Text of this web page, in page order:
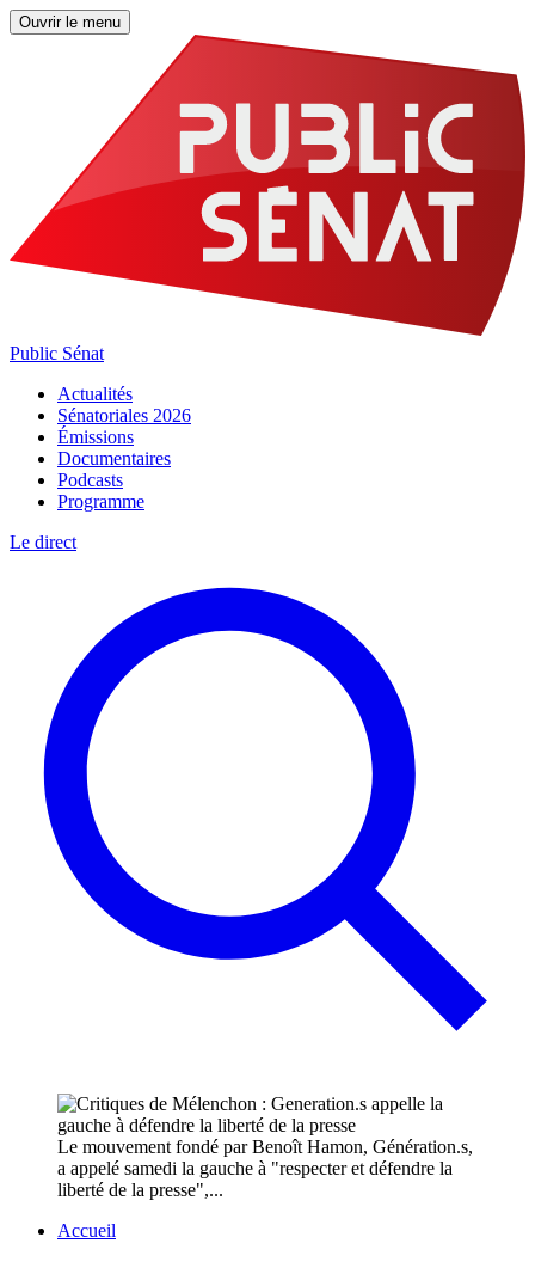
Ouvrir le menu
Public Sénat
Actualités
Sénatoriales 2026
Émissions
Documentaires
Podcasts
Programme
Le direct
Le mouvement fondé par Benoît Hamon, Génération.s,
a appelé samedi la gauche à "respecter et défendre la
liberté de la presse",...
Accueil